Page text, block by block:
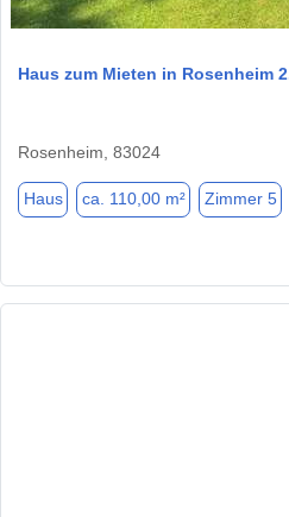
Haus zum Mieten in Rosenheim
Rosenheim, 83024
Haus ca. 110,00 m² Zimmer 5